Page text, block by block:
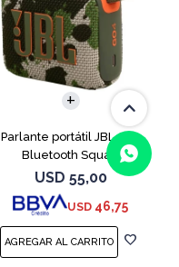
Parlante portátil JBL Go4
Bluetooth Squad
USD 55,00
USD 46,75
(0/4)